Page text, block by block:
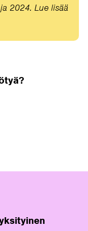
2024. Lue lisää